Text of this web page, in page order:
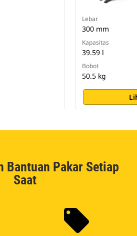
Lebar
300 mm
Kapasitas
39.59 l
Bobot
50.5 kg
Bantuan Pakar Setiap
Saat